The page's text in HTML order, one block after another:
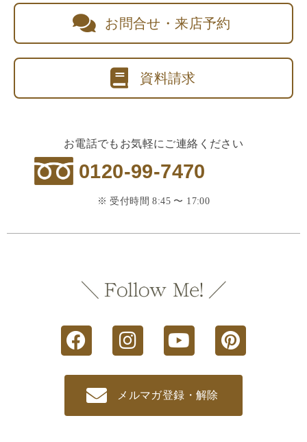
お問合せ・来店予約
資料請求
お電話でもお気軽にご連絡ください
0120-99-7470
※ 受付時間 8:45 〜 17:00
メルマガ登録・解除